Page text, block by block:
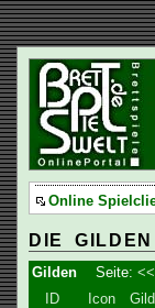
Online
DIE
Gilden Seite:<<
ID
Icon